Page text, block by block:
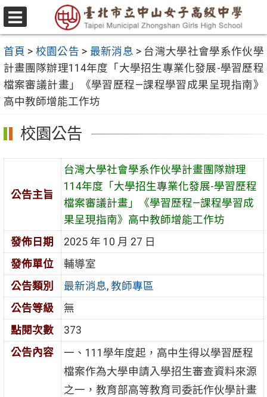
跳
至
要
內
容
區
選
單
首頁 > 校園公告 > 最新消息 > 台灣大學社會學系作伙學
計畫團隊辦理114年度「大學招生專業化發展-學習歷程
檔案審議計畫」《學習歷程—課程學習成果呈現指南》
高中教師增能工作坊
校園公告
公告主旨
台灣大學社會學系作伙學計畫團隊辦理
114年度「大學招生專業化發展-學習歷程
檔案審議計畫」《學習歷程—課程學習成
果呈現指南》高中教師增能工作坊
發佈日期
2025 年 10 月 27 日
發佈單位
輔導室
公告類別
最新消息, 教師專區
公告等級
無
點閱次數
373
公告內容
一、111學年度起，高中生得以學習歷程
檔案作為大學申請入學招生審查資料來源
之一，教育部高等教育司委託作伙學計畫